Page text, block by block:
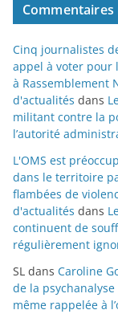
Commentaires
Cinq journalistes
appel à voter pour
à Rassemblement
d'actualités dans
militant contre la
l’autorité
L'OMS est
dans le territoire
flambées de
d'actualités dans
continuent de
régulièrement
SL dans Caroline
de la
même rappelée à